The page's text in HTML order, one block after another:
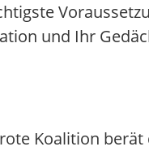
und Ihr
Koalition